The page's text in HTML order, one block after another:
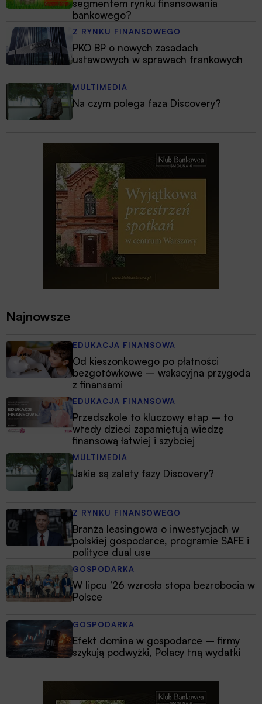
segmentem rynku finansowania
bankowego?
Z RYNKU FINANSOWEGO
PKO BP o nowych zasadach
ustawowych w sprawach frankowych
MULTIMEDIA
Na czym polega faza Discovery?
Najnowsze
EDUKACJA FINANSOWA
Od kieszonkowego po płatności
bezgotówkowe – wakacyjna przygoda
z finansami
EDUKACJA FINANSOWA
Przedszkole to kluczowy etap – to
wtedy dzieci zapamiętują wiedzę
finansową łatwiej i szybciej
MULTIMEDIA
Jakie są zalety fazy Discovery?
Z RYNKU FINANSOWEGO
Branża leasingowa o inwestycjach w
polskiej gospodarce, programie SAFE i
polityce dual use
GOSPODARKA
W lipcu ’26 wzrosła stopa bezrobocia w
Polsce
GOSPODARKA
Efekt domina w gospodarce – firmy
szykują podwyżki, Polacy tną wydatki